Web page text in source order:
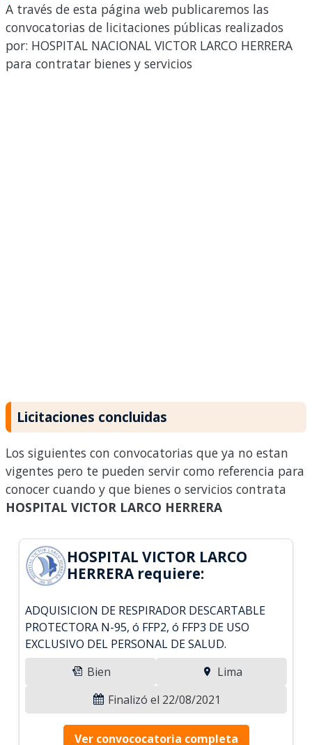
A través de esta página web publicaremos las
convocatorias de licitaciones públicas realizados
por: HOSPITAL NACIONAL VICTOR LARCO HERRERA
para contratar bienes y servicios
Licitaciones concluidas
Los siguientes con convocatorias que ya no estan
vigentes pero te pueden servir como referencia para
conocer cuando y que bienes o servicios contrata
HOSPITAL VICTOR LARCO HERRERA
HOSPITAL VICTOR LARCO
HERRERA requiere:
ADQUISICION DE RESPIRADOR DESCARTABLE
PROTECTORA N-95, ó FFP2, ó FFP3 DE USO
EXCLUSIVO DEL PERSONAL DE SALUD.
Bien
Lima
Finalizó el 22/08/2021
Ver convococatoria completa